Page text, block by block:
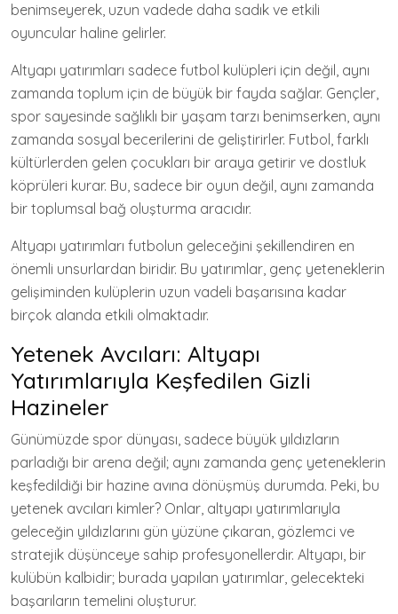
benimseyerek, uzun vadede daha sadık ve etkili
oyuncular haline gelirler.
Altyapı yatırımları sadece futbol kulüpleri için değil, aynı
zamanda toplum için de büyük bir fayda sağlar. Gençler,
spor sayesinde sağlıklı bir yaşam tarzı benimserken, aynı
zamanda sosyal becerilerini de geliştirirler. Futbol, farklı
kültürlerden gelen çocukları bir araya getirir ve dostluk
köprüleri kurar. Bu, sadece bir oyun değil, aynı zamanda
bir toplumsal bağ oluşturma aracıdır.
Altyapı yatırımları futbolun geleceğini şekillendiren en
önemli unsurlardan biridir. Bu yatırımlar, genç yeteneklerin
gelişiminden kulüplerin uzun vadeli başarısına kadar
birçok alanda etkili olmaktadır.
Yetenek Avcıları: Altyapı
Yatırımlarıyla Keşfedilen Gizli
Hazineler
Günümüzde spor dünyası, sadece büyük yıldızların
parladığı bir arena değil; aynı zamanda genç yeteneklerin
keşfedildiği bir hazine avına dönüşmüş durumda. Peki, bu
yetenek avcıları kimler? Onlar, altyapı yatırımlarıyla
geleceğin yıldızlarını gün yüzüne çıkaran, gözlemci ve
stratejik düşünceye sahip profesyonellerdir. Altyapı, bir
kulübün kalbidir; burada yapılan yatırımlar, gelecekteki
başarıların temelini oluşturur.